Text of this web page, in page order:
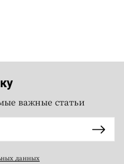
важные статьи
данных